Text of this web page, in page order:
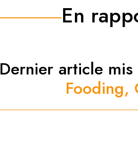
En
Dernier article
Fooding,